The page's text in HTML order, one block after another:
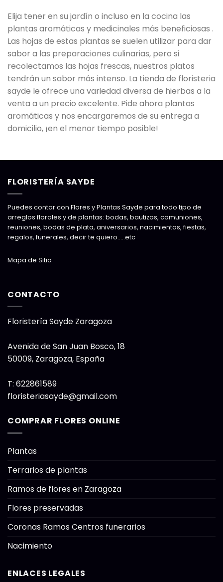
Elija tener en su jardín o incluso en la cocina las
plantas aromáticas y medicinales más beneficiosas .
Las hojas de estas plantas se suelen utilizar para dar
sabor a las preparaciones culinarias, pero si
recolectamos las hojas frescas, nuestros platos
tendrán un sabor más intenso. La tienda de floristeria
sayde le ofrece una variedad diversa de hierbas a la
venta a un precio excelente. Pide ahora plantas
aromáticas y nos encargaremos de su entrega a
domicilio, ¡en el menor tiempo posible!
FLORISTERÍA SAYDE
Puedes contar con Flores y Plantas Sayde para todo tipo de
arreglos florales y de plantas: bodas, bautizos, comuniones,
reuniones, bodas de plata, aniversarios, nacimientos, fiestas,
regalos, funerales, decir te quiero…..etc
Mapa de Sitio
CONTACTO
Floristería Sayde Zaragoza
Avenida de San Juan Bosco, 18
50009, Zaragoza, España
T: 622861589
floristeriasayde@gmail.com
COMPRAR FLORES ONLINE
Plantas
Terrarios de plantas
Ramos de flores en Zaragoza
Flores preservadas
Coronas Ramos Centros funerarios
Nacimiento
ENLACES LEGALES